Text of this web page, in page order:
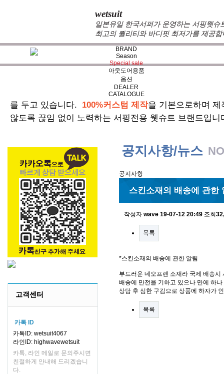
wetsuit
일본유일 한국서퍼가 운영하는 서핑웻
최고의 퀄리티와 바디핏 최저가를 제공합
BRAND
Season
Special sale
아웃도어용품
옵션
DEALER
CATALOGUE
는 서퍼들의 느낌과 의견를 듣고 적
를 두고 있습니다. 100%커스텀 제작을 기본으로하며
않도록 끊임 없이 노력하는 서핑전용 웻슈트 브랜드입니
고객센터
카톡 ID
카톡ID: wetsuit4067
라인ID: highwavewetsuit
카톡, 라인 메일로 문의주시면
친절하게 안내해 드리겠습니
다.
공지사항/뉴스
공지사항
스킨소재의 배송에 관한
작성자 wave 19-07-12 20:49 조회
목록
*스킨소재의 배송에 관한 알림
부드러운 네오프렌 소재라 국제 배송
배송에 만전을 기하고 있으나 만에 하
상담 후 심한 구김으로 상품에 하자가
목록